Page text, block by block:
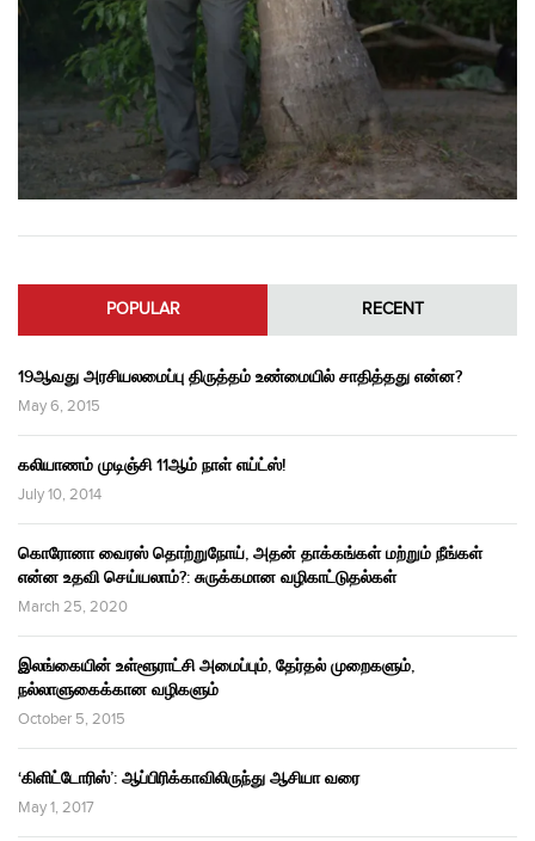
POPULAR RECENT
19ஆவது அரசியலமைப்பு திருத்தம் உண்மையில் சாதித்தது என்ன?
May 6, 2015
கலியாணம் முடிஞ்சி 11ஆம் நாள் எய்ட்ஸ்!
July 10, 2014
கொரோனா வைரஸ் தொற்றுநோய், அதன் தாக்கங்கள் மற்றும் நீங்கள்
என்ன உதவி செய்யலாம்?: சுருக்கமான வழிகாட்டுதல்கள்
March 25, 2020
இலங்கையின் உள்ளூராட்சி அமைப்பும், தேர்தல் முறைகளும்,
நல்லாளுகைக்கான வழிகளும்
October 5, 2015
‘கிளிட்டோரிஸ்’: ஆப்பிரிக்காவிலிருந்து ஆசியா வரை
May 1, 2017